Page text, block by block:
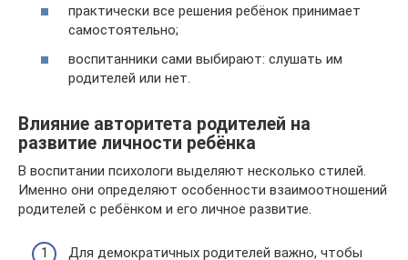
практически все решения ребёнок принимает
самостоятельно;
воспитанники сами выбирают: слушать им
родителей или нет.
Влияние авторитета родителей на
развитие личности ребёнка
В воспитании психологи выделяют несколько стилей.
Именно они определяют особенности взаимоотношений
родителей с ребёнком и его личное развитие.
Для демократичных родителей важно, чтобы